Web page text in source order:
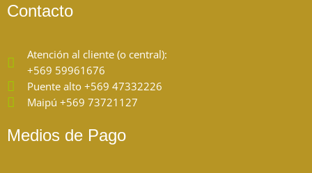
Contacto
Atención al cliente (o central):
+569 59961676
Puente alto +569 47332226
Maipú +569 73721127
Medios de Pago